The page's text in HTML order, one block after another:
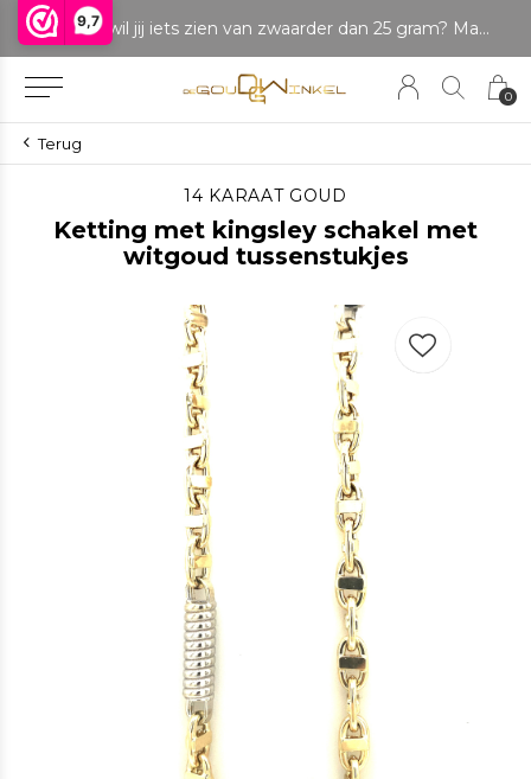
9,7
0
LET OP: wil jij iets zien van zwaarder dan 25 gram? Maak dan een afspraak om het product te bekijken. Producten boven de 25 gram NIET aanwezig in winkel.
Terug
14 KARAAT GOUD
Ketting met kingsley schakel met
witgoud tussenstukjes